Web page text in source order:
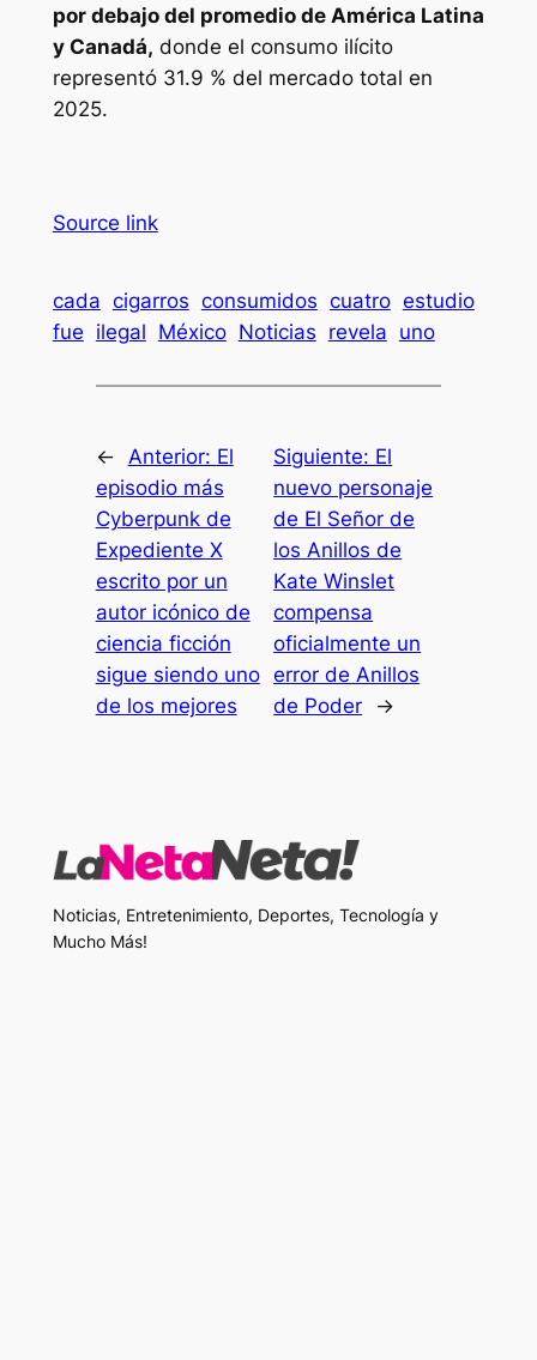
por debajo del promedio de América Latina
y Canadá, donde el consumo ilícito
representó 31.9 % del mercado total en
2025.
Source link
cada cigarros consumidos cuatro estudio
fue ilegal México Noticias revela uno
← Anterior: El
episodio más
Cyberpunk de
Expediente X
escrito por un
autor icónico de
ciencia ficción
sigue siendo uno
de los mejores
Siguiente: El
nuevo personaje
de El Señor de
los Anillos de
Kate Winslet
compensa
oficialmente un
error de Anillos
de Poder
→
Noticias, Entretenimiento, Deportes, Tecnología y
Mucho Más!